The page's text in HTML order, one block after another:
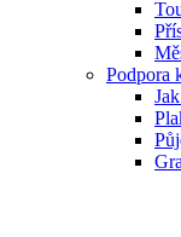
Podpora